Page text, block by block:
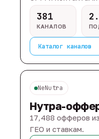
381
КАНАЛОВ
Каталог каналов
NeNutra
Нутра-
17,488 офферов
ГЕО и ставкам.